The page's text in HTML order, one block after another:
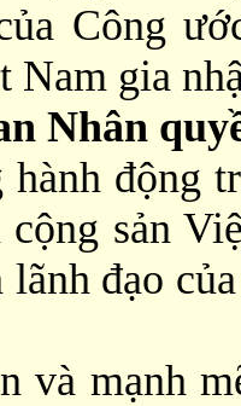
Công
gia
Nhân
động
cộng sản
đạo
và mạnh